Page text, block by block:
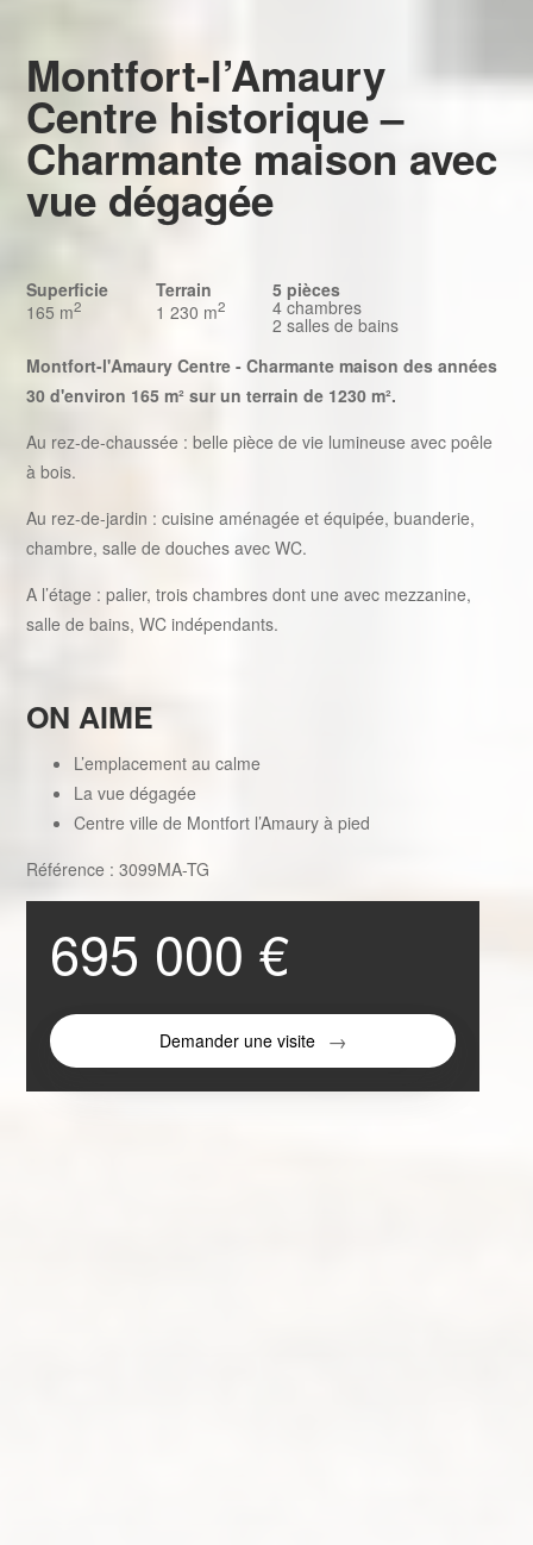
695 000 €
Demander une visite
Montfort-l’Amaury
Centre historique –
Charmante maison avec
vue dégagée
Superficie
165 m2
Terrain
1 230 m2
5 pièces
4 chambres
2 salles de bains
Montfort-l'Amaury Centre - Charmante maison des années
30 d'environ 165 m² sur un terrain de 1230 m².
Au rez-de-chaussée : belle pièce de vie lumineuse avec poêle
à bois.
Au rez-de-jardin : cuisine aménagée et équipée, buanderie,
chambre, salle de douches avec WC.
A l’étage : palier, trois chambres dont une avec mezzanine,
salle de bains, WC indépendants.
ON AIME
L’emplacement au calme
La vue dégagée
Centre ville de Montfort l’Amaury à pied
Référence : 3099MA-TG